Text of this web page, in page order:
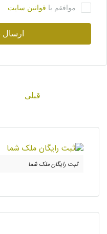
موافقم با قوانین سایت
ارسال
قبلی
ثبت رایگان ملک شما